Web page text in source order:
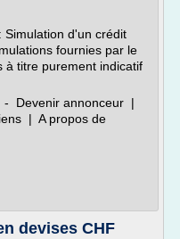
Simulation d'un crédit
fournies par le
à titre purement indicatif
- Devenir annonceur |
| A propos de
devises CHF